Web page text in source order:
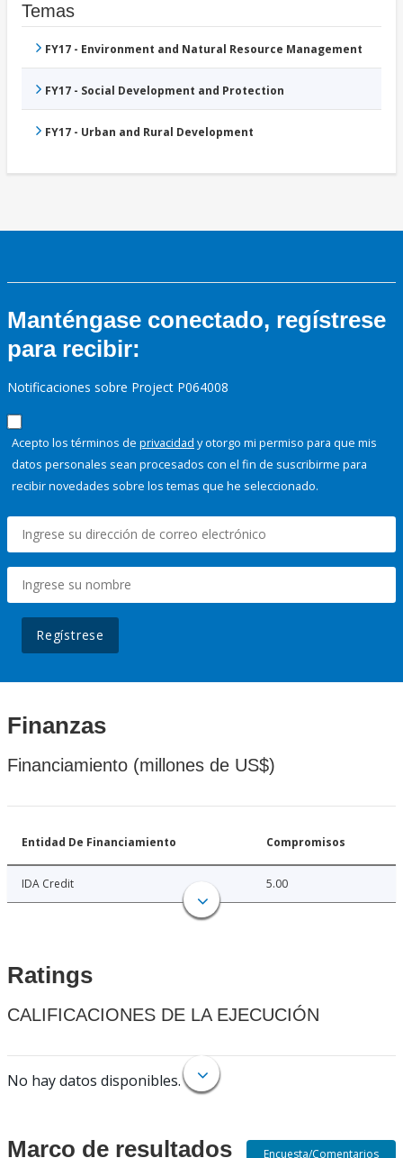
Temas
FY17 - Environment and Natural Resource Management
FY17 - Social Development and Protection
FY17 - Urban and Rural Development
Manténgase conectado, regístrese
para recibir:
Notificaciones sobre Project P064008
Acepto los términos de privacidad y otorgo mi permiso para que mis
datos personales sean procesados con el fin de suscribirme para
recibir novedades sobre los temas que he seleccionado.
Regístrese
Finanzas
Financiamiento (millones de US$)
Entidad De Financiamiento Compromisos
IDA Credit 5.00
Ratings
CALIFICACIONES DE LA EJECUCIÓN
No hay datos disponibles.
Marco de resultados Encuesta/Comentarios